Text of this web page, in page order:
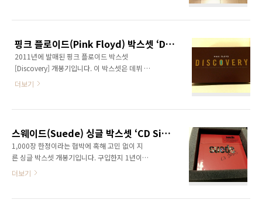
(Unreleased Outtake) ..
Album Collection Vol. 1]의 뒤늦은 개봉기입
니다. 이 박스셋은 발매되기도 전에 Vol.1이라는
타이틀로 저를 떨게 했던 기억이 납니다. 두툼한
미니 책자에는 각 앨범의 정보가 제법 충실하게
담겼습니다. 픽처 디스크는 아니지만, 퀄리티가
[Biograph]에 수록된 곡들을 중심으로 희귀 곡
핑크 플로이드(Pink Floyd) 박스셋 ‘Discovery’ + 익스피리언스 에디션 개봉기
2011년에 발매된 핑크 플로이드 박스셋
[Discovery] 개봉기입니다. 이 박스셋은 데뷔 앨
범부터 [The Division Bell]까지 14장의 정규 앨
of Dawn (1967) 2.A Saucerful of Secrets
(1968) 3.More (1969) 4.Ummagumma
(2CD) (1969) 5.Atom Heart Mother (1970)
6.Meddle (1971) 7.Obscured by Clouds
(1972) 8.The Dark Side of the Moon (1973)
더보기
스웨이드(Suede) 싱글 박스셋 ‘CD Single Box’ 개봉기
1,000장 한정이라는 협박에 혹해 고민 없이 지
른 싱글 박스셋 개봉기입니다. 구입한지 1년이
넘었으니, 엄청난 뒷북이라 할 수 있겠네요. 박스
더보기